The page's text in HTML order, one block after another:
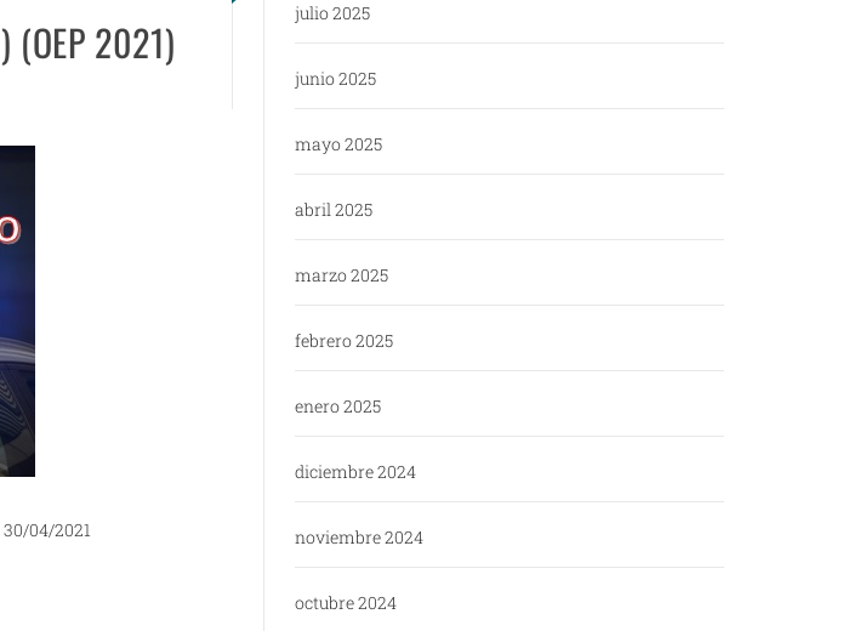
(OEP 2021)
30/04/2021
julio 2025
junio 2025
mayo 2025
abril 2025
marzo 2025
febrero 2025
enero 2025
diciembre 2024
noviembre 2024
octubre 2024